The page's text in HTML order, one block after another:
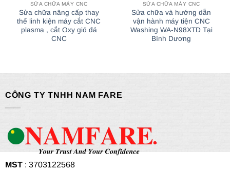
SỬA CHỮA MÁY CNC
Sửa chữa nâng cấp thay
thế linh kiện máy cắt CNC
plasma , cắt Oxy gió đá
CNC
SỬA CHỮA MÁY CNC
Sửa chữa và hướng dẫn
vận hành máy tiện CNC
Washing WA-N98XTD Tại
Bình Dương
CÔNG TY TNHH NAM FARE
MST: 3703122568